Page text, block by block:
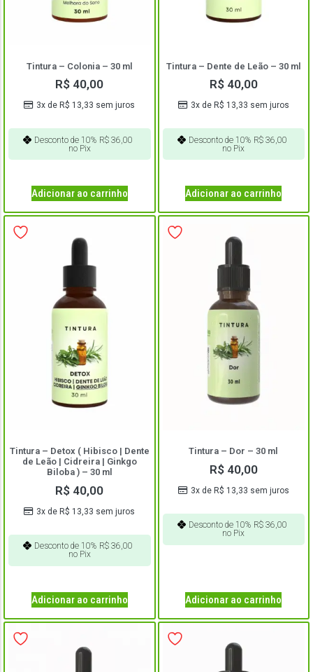
Tintura – Colonia – 30 ml
R$ 40,00
3x de R$ 13,33 sem juros
Desconto de 10% R$ 36,00
no Pix
Adicionar ao carrinho
Tintura – Dente de Leão – 30 ml
R$40,00
3x de R$ 13,33 sem juros
Desconto de 10% R$36,00
no Pix
Adicionar ao carrinho
Tintura – Detox ( Hibisco | Dente
de Leão | Cidreira | Ginkgo
Biloba ) – 30 ml
R$ 40,00
3x deR$ 13,33 sem juros
Desconto de 10% R$ 36,00
no Pix
Adicionar ao carrinho
Tintura – Dor – 30 ml
R$40,00
3x de R$ 13,33 sem juros
Desconto de 10% R$36,00
no Pix
Adicionar ao carrinho